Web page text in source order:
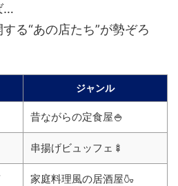
…
る“あの店たち”が勢ぞろ
ジャンル
昔ながらの定食屋🍚
串揚げビュッフェ🍢
家庭料理風の居酒屋🍶